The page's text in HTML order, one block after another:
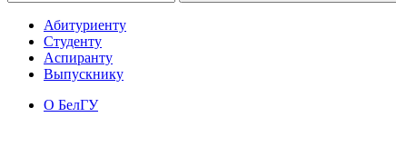
Абитуриенту
Студенту
Аспиранту
Выпускнику
О БелГУ